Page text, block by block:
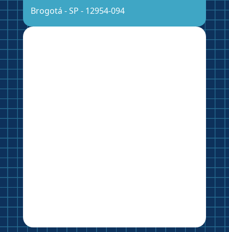
Brogotá - SP - 12954-094